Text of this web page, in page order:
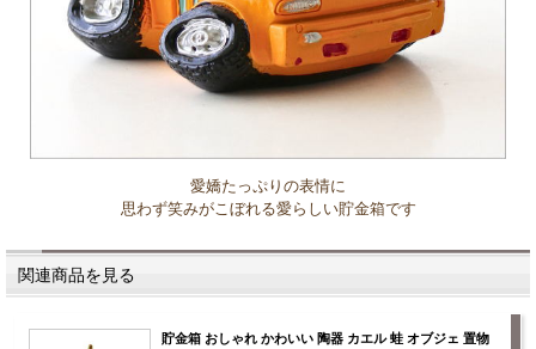
愛嬌たっぷりの表情に
思わず笑みがこぼれる愛らしい貯金箱です
関連商品を見る
貯金箱 おしゃれ かわいい 陶器 カエル 蛙 オブジェ 置物